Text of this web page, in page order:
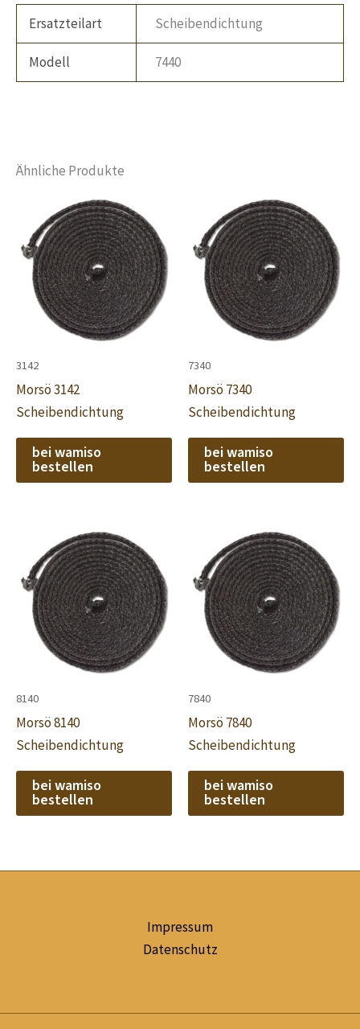
Ersatzteilart Scheibendichtung
Modell 7440
Ähnliche Produkte
3142
Morsö 3142
Scheibendichtung
bei wamiso
bestellen
7340
Morsö 7340
Scheibendichtung
bei wamiso
bestellen
8140
Morsö 8140
Scheibendichtung
bei wamiso
bestellen
7840
Morsö 7840
Scheibendichtung
bei wamiso
bestellen
Impressum
Datenschutz